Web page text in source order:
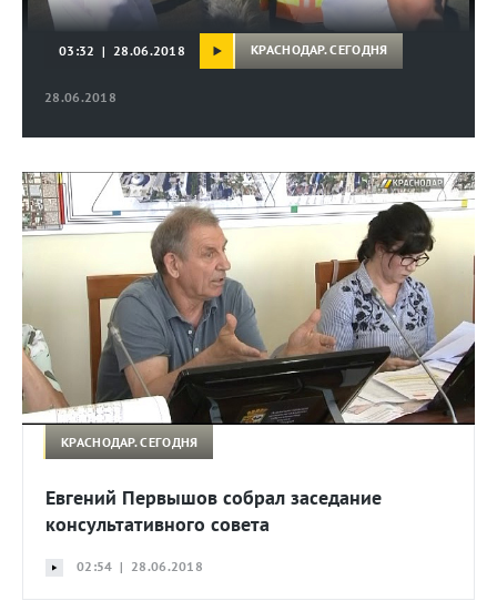
28.06.2018
03:32 | 28.06.2018 КРАСНОДАР. СЕГОДНЯ
КРАСНОДАР. СЕГОДНЯ
Евгений Первышов собрал заседание
консультативного совета
02:54 | 28.06.2018